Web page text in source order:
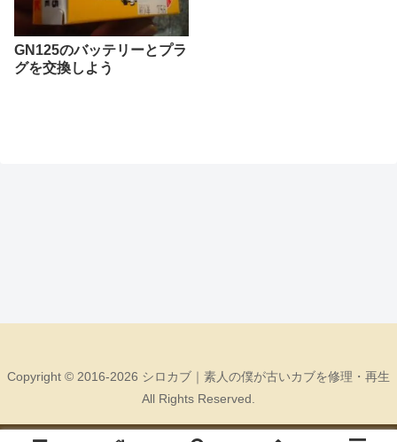
GN125のバッテリーとプラ
グを交換しよう
Copyright © 2016-2026 シロカブ｜素人の僕が古いカブを修理・再生
All Rights Reserved.